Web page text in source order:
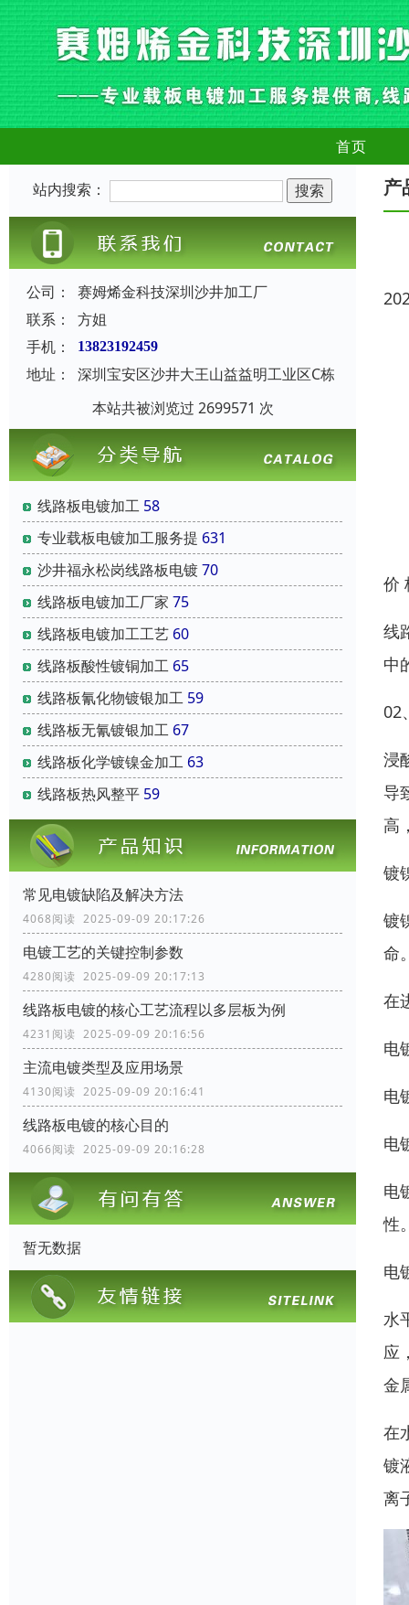
首页
站内搜索：
公司：
赛姆烯金科技深圳沙井加工厂
联系：
方姐
手机：
13823192459
地址：
深圳宝安区沙井大王山益益明工业区C栋
本站共被浏览过 2699571 次
线路板电镀加工 58
专业载板电镀加工服务提 631
沙井福永松岗线路板电镀70
线路板电镀加工厂家 75
线路板电镀加工工艺 60
线路板酸性镀铜加工 65
线路板氰化物镀银加工 59
线路板无氰镀银加工 67
线路板化学镀镍金加工 63
线路板热风整平 59
常见电镀缺陷及解决方法
4068阅读 2025-09-09 20:17:26
电镀工艺的关键控制参数
4280阅读 2025-09-09 20:17:13
线路板电镀的核心工艺流程以多层板为例
4231阅读 2025-09-09 20:16:56
主流电镀类型及应用场景
4130阅读 2025-09-09 20:16:41
线路板电镀的核心目的
4066阅读 2025-09-09 20:16:28
暂无数据
产
价
线
中
02
浸
导
高
镀
镀
命
在
电
电
电
电
性
电
水
应
金
在
镀
离